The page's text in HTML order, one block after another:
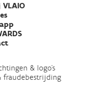
& logo's
fraudebestrijding